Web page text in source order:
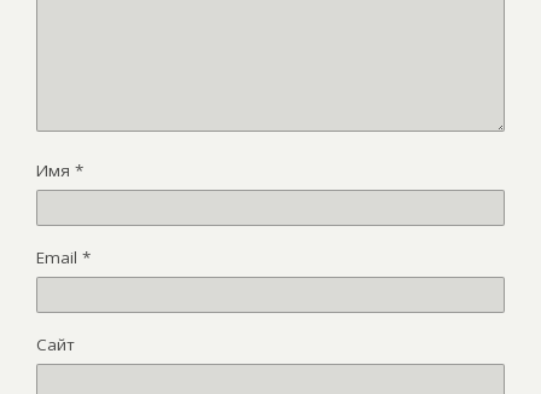
Имя *
Email *
Сайт